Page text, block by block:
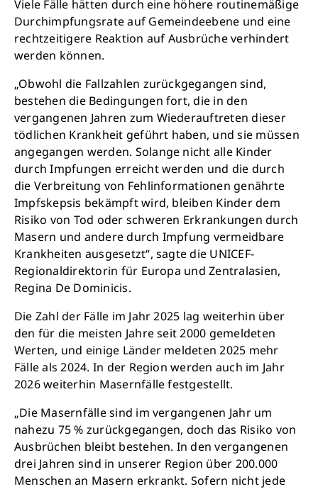
Viele Fälle hätten durch eine höhere routinemäßige
Durchimpfungsrate auf Gemeindeebene und eine
rechtzeitigere Reaktion auf Ausbrüche verhindert
werden können.
„Obwohl die Fallzahlen zurückgegangen sind,
bestehen die Bedingungen fort, die in den
vergangenen Jahren zum Wiederauftreten dieser
tödlichen Krankheit geführt haben, und sie müssen
angegangen werden. Solange nicht alle Kinder
durch Impfungen erreicht werden und die durch
die Verbreitung von Fehlinformationen genährte
Impfskepsis bekämpft wird, bleiben Kinder dem
Risiko von Tod oder schweren Erkrankungen durch
Masern und andere durch Impfung vermeidbare
Krankheiten ausgesetzt“, sagte die UNICEF-
Regionaldirektorin für Europa und Zentralasien,
Regina De Dominicis.
Die Zahl der Fälle im Jahr 2025 lag weiterhin über
den für die meisten Jahre seit 2000 gemeldeten
Werten, und einige Länder meldeten 2025 mehr
Fälle als 2024. In der Region werden auch im Jahr
2026 weiterhin Masernfälle festgestellt.
„Die Masernfälle sind im vergangenen Jahr um
nahezu 75 % zurückgegangen, doch das Risiko von
Ausbrüchen bleibt bestehen. In den vergangenen
drei Jahren sind in unserer Region über 200.000
Menschen an Masern erkrankt. Sofern nicht jede